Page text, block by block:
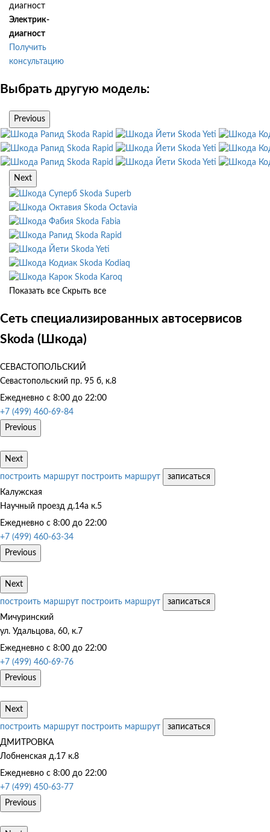
Электрик-
диагност
Получить
консультацию
Выбрать другую модель:
Previous
Skoda Rapid
Skoda Yeti
Skoda Rapid
Skoda Yeti
Skoda Rapid
Skoda Yeti
Next
Skoda Superb
Skoda Octavia
Skoda Fabia
Skoda Rapid
Skoda Yeti
Skoda Kodiaq
Skoda Karoq
Показать все Скрыть все
Сеть специализированных автосервисов
Skoda (Шкода)
СЕВАСТОПОЛЬСКИЙ
Севастопольский пр. 95 б, к.8
Ежедневно с 8:00 до 22:00
+7 (499) 460-69-84
Previous
Next
построить маршрут построить маршрут
записаться
Калужская
Научный проезд д.14а к.5
Ежедневно с 8:00 до 22:00
+7 (499) 460-63-34
Previous
Next
построить маршрут построить маршрут
записаться
Мичуринский
ул. Удальцова, 60, к.7
Ежедневно с 8:00 до 22:00
+7 (499) 460-69-76
Previous
Next
построить маршрут построить маршрут
записаться
ДМИТРОВКА
Лобненская д.17 к.8
Ежедневно с 8:00 до 22:00
+7 (499) 450-63-77
Previous